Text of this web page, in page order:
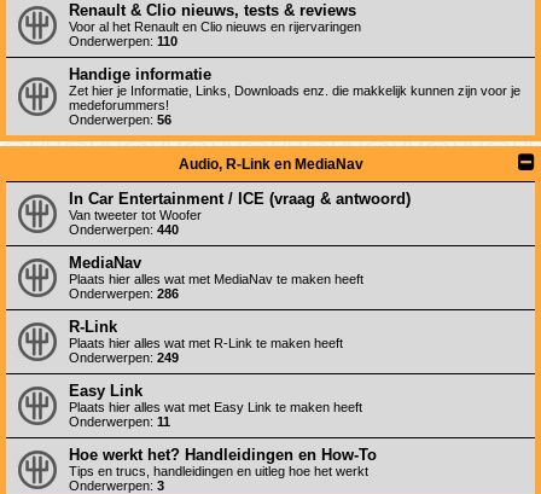
Renault & Clio nieuws, tests & reviews
Voor al het Renault en Clio nieuws en rijervaringen
Onderwerpen: 110
Handige informatie
Zet hier je Informatie, Links, Downloads enz. die makkelijk kunnen zijn voor je
medeforummers!
Onderwerpen: 56
Audio, R-Link en MediaNav
In Car Entertainment / ICE (vraag & antwoord)
Van tweeter tot Woofer
Onderwerpen: 440
MediaNav
Plaats hier alles wat met MediaNav te maken heeft
Onderwerpen: 286
R-Link
Plaats hier alles wat met R-Link te maken heeft
Onderwerpen: 249
Easy Link
Plaats hier alles wat met Easy Link te maken heeft
Onderwerpen: 11
Hoe werkt het? Handleidingen en How-To
Tips en trucs, handleidingen en uitleg hoe het werkt
Onderwerpen: 3